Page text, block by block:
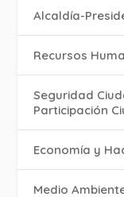
Alcaldía-
Recursos
Seguridad
Participación
Economía y
Medio